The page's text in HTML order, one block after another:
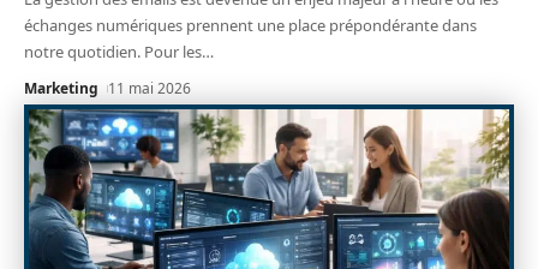
échanges numériques prennent une place prépondérante dans
notre quotidien. Pour les…
Marketing 11 mai 2026